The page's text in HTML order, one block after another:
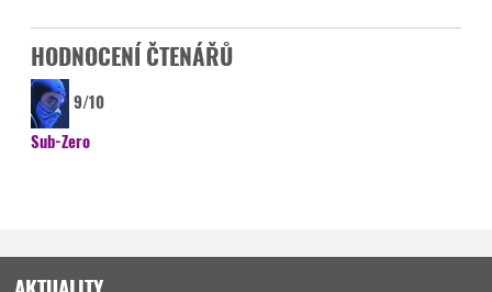
HODNOCENÍ ČTENÁŘŮ
9/10
Sub-Zero